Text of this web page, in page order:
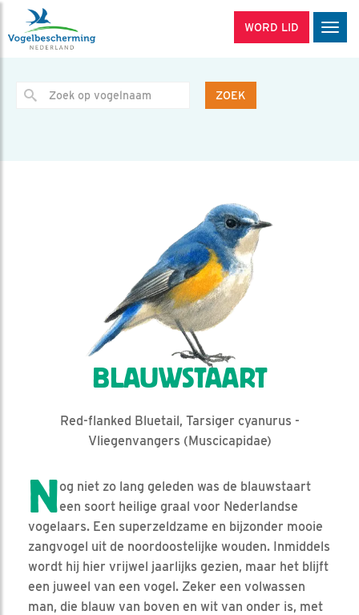
WORD LID
ZOEK
BLAUWSTAART
Red-flanked Bluetail, Tarsiger cyanurus -
Vliegenvangers (Muscicapidae)
Nog niet zo lang geleden was de blauwstaart
een soort heilige graal voor Nederlandse
vogelaars. Een superzeldzame en bijzonder mooie
zangvogel uit de noordoostelijke wouden. Inmiddels
wordt hij hier vrijwel jaarlijks gezien, maar het blijft
een juweel van een vogel. Zeker een volwassen
man, die blauw van boven en wit van onder is, met